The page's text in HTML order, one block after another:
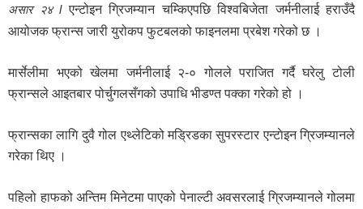
असार २४ lएन्टोइन ग्रिजम्यान चम्किएपछि विश्वबिजेता जर्मनीलाई हराउँदै
आयोजक फ्रान्स जारी युरोकप फुटबलको फाइनलमा प्रबेश गरेको छ ।
मार्सेलीमा भएको खेलमा जर्मनीलाई २-० गोलले पराजित गर्दै घरेलु टोली
फ्रान्सले आइतबार पोर्चुगलसँगको उपाधि भीडण्त पक्का गरेको हो ।
फ्रान्सका लागि दुवै गोल एथ्लेटिको मडि्रडका सुपरस्टार एन्टाेइन ग्रिजम्यानले
गरेका थिए ।
पहिलो हाफको अन्तिम मिनेटमा पाएको पेनाल्टी अवसरलाई ग्रिजम्यानले गोलमा